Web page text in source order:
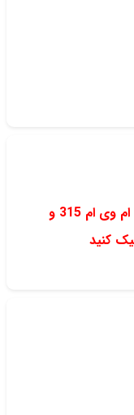
برای دیدن پیشنهادهای ویژه لوازم یدکی ام وی ام 315 و